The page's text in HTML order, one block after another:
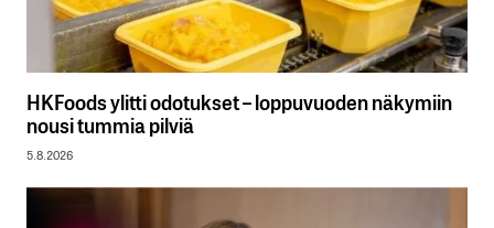
HKFoods ylitti odotukset – loppuvuoden näkymiin
nousi tummia pilviä
5.8.2026